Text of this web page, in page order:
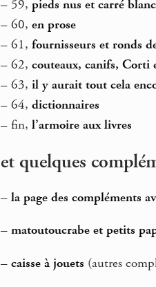
– 59,pieds nus et carré blanc
– 60,en prose
– 61,fournisseurs et ronds
– 62,couteaux, canifs, Corti
– 63,il y aurait tout cela
– 64,dictionnaires
– fin,l’armoire aux livres
et quelques
– la page des compléments
– matoutoucrabe et petits
– caisse à jouets (autres